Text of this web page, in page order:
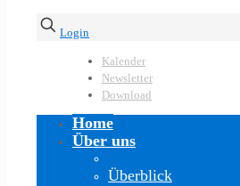
Login
Kalender
Newsletter
Download
Home
Über uns
Überblick